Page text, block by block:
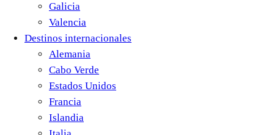
Galicia
Valencia
Destinos internacionales
Alemania
Cabo Verde
Estados Unidos
Francia
Islandia